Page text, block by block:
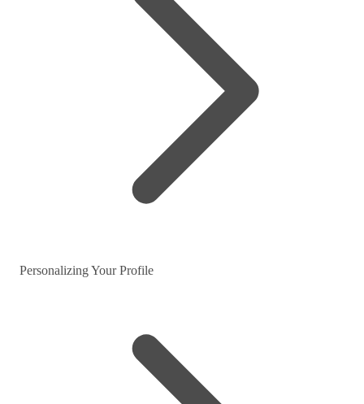
Personalizing Your Profile